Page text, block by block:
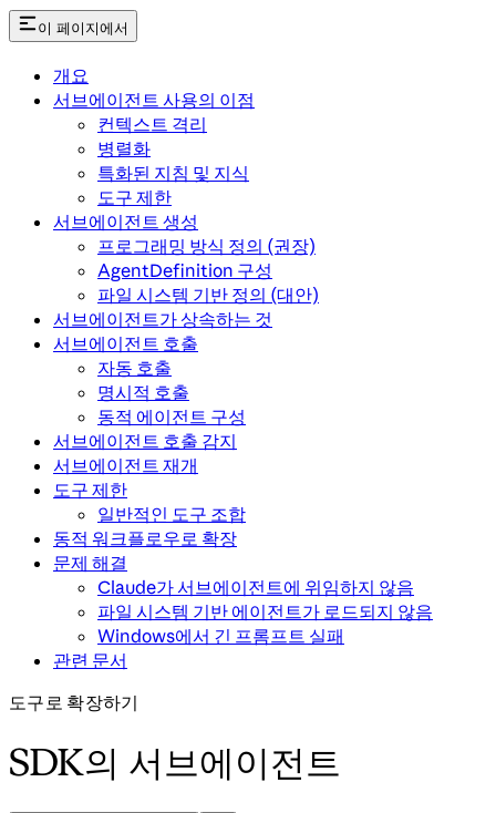
이 페이지에서
개요
서브에이전트 사용의 이점
컨텍스트 격리
병렬화
특화된 지침 및 지식
도구 제한
서브에이전트 생성
프로그래밍 방식 정의 (권장)
AgentDefinition 구성
파일 시스템 기반 정의 (대안)
서브에이전트가 상속하는 것
서브에이전트 호출
자동 호출
명시적 호출
동적 에이전트 구성
서브에이전트 호출 감지
서브에이전트 재개
도구 제한
일반적인 도구 조합
동적 워크플로우로 확장
문제 해결
Claude가 서브에이전트에 위임하지 않음
파일 시스템 기반 에이전트가 로드되지 않음
Windows에서 긴 프롬프트 실패
관련 문서
도구로 확장하기
SDK의 서브에이전트